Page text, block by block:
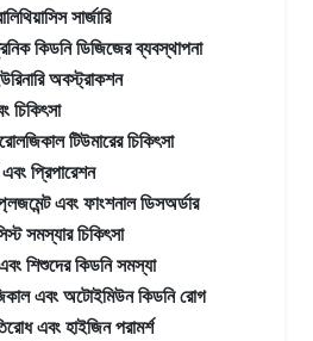
সার্জারি
কিডনি ডিজিজের ব্যবস্থাপনা
অবস্ট্রাকশন
চিকিৎসা
টিউমারের চিকিৎসা
এবং প্রিপারেশন
এবং ফাংশনাল ডিসঅর্ডার
সমস্যার চিকিৎসা
শিশুদের কিডনি সমস্যা
এবং অটোইমিউন কিডনি রোগ
এবং হাইজিন পরামর্শ